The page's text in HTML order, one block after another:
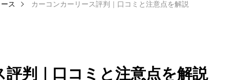
ス カーコンカーリース評判｜口コミと注意点を解説
評判｜口コミと注意点を解説